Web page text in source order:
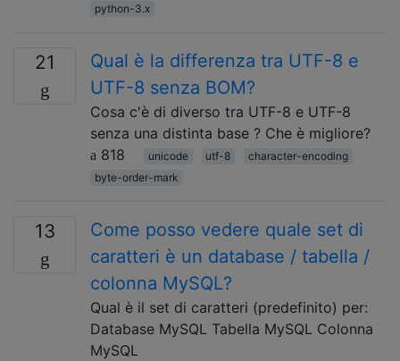
python-3.x
21
Qual è la differenza tra UTF-8 e
UTF-8 senza BOM?
Cosa c'è di diverso tra UTF-8 e UTF-8
senza una distinta base ? Che è migliore?
818
unicode utf-8
character-encoding
byte-order-mark
13
Come posso vedere quale set di
caratteri è un database / tabella /
colonna MySQL?
Qual è il set di caratteri (predefinito) per:
Database MySQL Tabella MySQL Colonna
MySQL